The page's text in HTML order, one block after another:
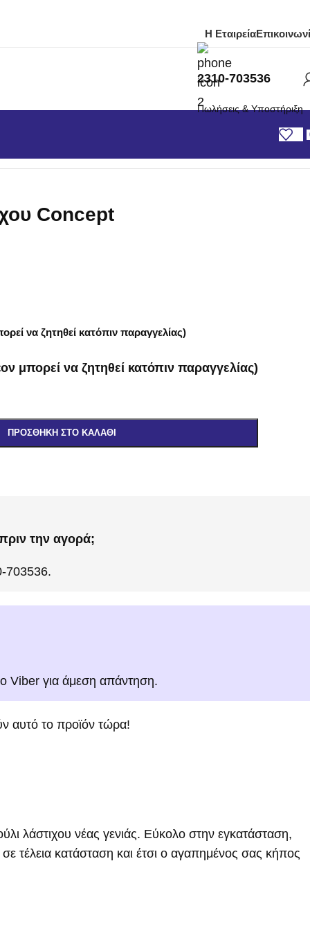
Η Εταιρεία
2310-703536
Πωλήσεις & Υποστήριξη
Concept
να ζητηθεί κατόπιν παραγγελίας)
μπορεί να ζητηθεί κατόπιν παραγγελίας)
ΠΡΟΣΘΉΚΗ ΣΤΟ ΚΑΛΆΘΙ
την αγορά;
703536.
Viber για άμεση απάντηση.
αυτό το προϊόν τώρα!
λάστιχου νέας γενιάς. Εύκολο στην εγκατάσταση,
τέλεια κατάσταση και έτσι ο αγαπημένος σας κήπος